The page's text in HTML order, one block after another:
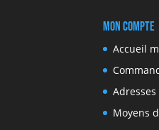
Mon compte
Accueil
Adresses
Moyens